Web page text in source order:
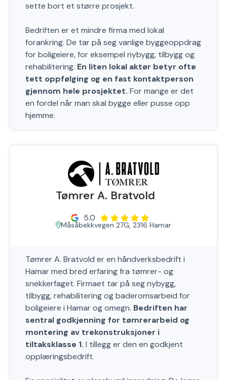
sette bort et større prosjekt.
Bedriften er et mindre firma med lokal
forankring. De tar på seg vanlige byggeoppdrag
for boligeiere, for eksempel nybygg, tilbygg og
rehabilitering. En liten lokal aktør betyr ofte
tett oppfølging og en fast kontaktperson
gjennom hele prosjektet. For mange er det
en fordel når man skal bygge eller pusse opp
hjemme.
Tømrer A. Bratvold
5.0
Måsåbekkvegen 27G, 2316 Hamar
Tømrer A. Bratvold er en håndverksbedrift i
Hamar med bred erfaring fra tømrer- og
snekkerfaget. Firmaet tar på seg nybygg,
tilbygg, rehabilitering og baderomsarbeid for
boligeiere i Hamar og omegn. Bedriften har
sentral godkjenning for tømrerarbeid og
montering av trekonstruksjoner i
tiltaksklasse 1. I tillegg er den en godkjent
opplæringsbedrift.